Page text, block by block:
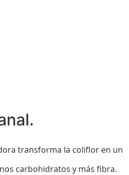
transforma la coliflor en un
carbohidratos y más fibra.